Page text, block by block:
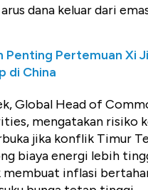
dana keluar dari
Penting Pertemuan Xi
di China
Global Head of
mengatakan risiko
jika konflik Timur
biaya energi lebih
membuat inflasi